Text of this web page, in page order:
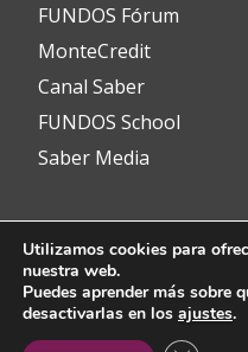
FUNDOS Fórum
MonteCredit
Canal Saber
FUNDOS School
Saber Media
Contacto
info@fundos.es
Utilizamos cookies para
nuestra web.
Puedes aprender más sobre
desactivarlas en los ajustes.